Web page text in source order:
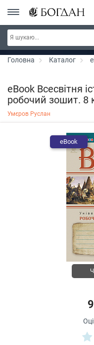
РОЗПРОДАЖ ~ 150 грн ~ 200
300 грн ~
Головна Каталог
eBook Всесвітня
робочий зошит. 8
Умєров Руслан
eBook